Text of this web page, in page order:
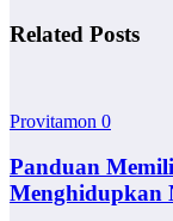
Related Posts
Provitamon 0
Panduan
Menghidupkan